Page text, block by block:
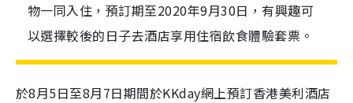
物一同入住，預訂期至2020年9月30日，有興趣可
以選擇較後的日子去酒店享用住宿飲食體驗套票。
於8月5日至8月7日期間於KKday網上預訂香港美利酒店